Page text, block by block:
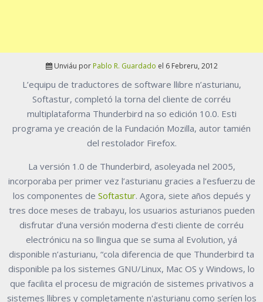
Unviáu por Pablo R. Guardado el 6 Febreru, 2012
L’equipu de traductores de software llibre n’asturianu,
Softastur, completó la torna del cliente de corréu
multiplataforma Thunderbird na so edición 10.0. Esti
programa ye creación de la Fundación Mozilla, autor tamién
del restolador Firefox.
La versión 1.0 de Thunderbird, asoleyada nel 2005,
incorporaba per primer vez l’asturianu gracies a l’esfuerzu de
los componentes de Softastur. Agora, siete años depués y
tres doce meses de trabayu, los usuarios asturianos pueden
disfrutar d’una versión moderna d’esti cliente de corréu
electrónicu na so llingua que se suma al Evolution, yá
disponible n’asturianu, “cola diferencia de que Thunderbird ta
disponible pa los sistemes GNU/Linux, Mac OS y Windows, lo
que facilita el procesu de migración de sistemes privativos a
sistemes llibres y completamente n'asturianu como seríen los